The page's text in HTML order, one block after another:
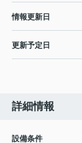
情報更新日
更新予定日
詳細情報
設備条件